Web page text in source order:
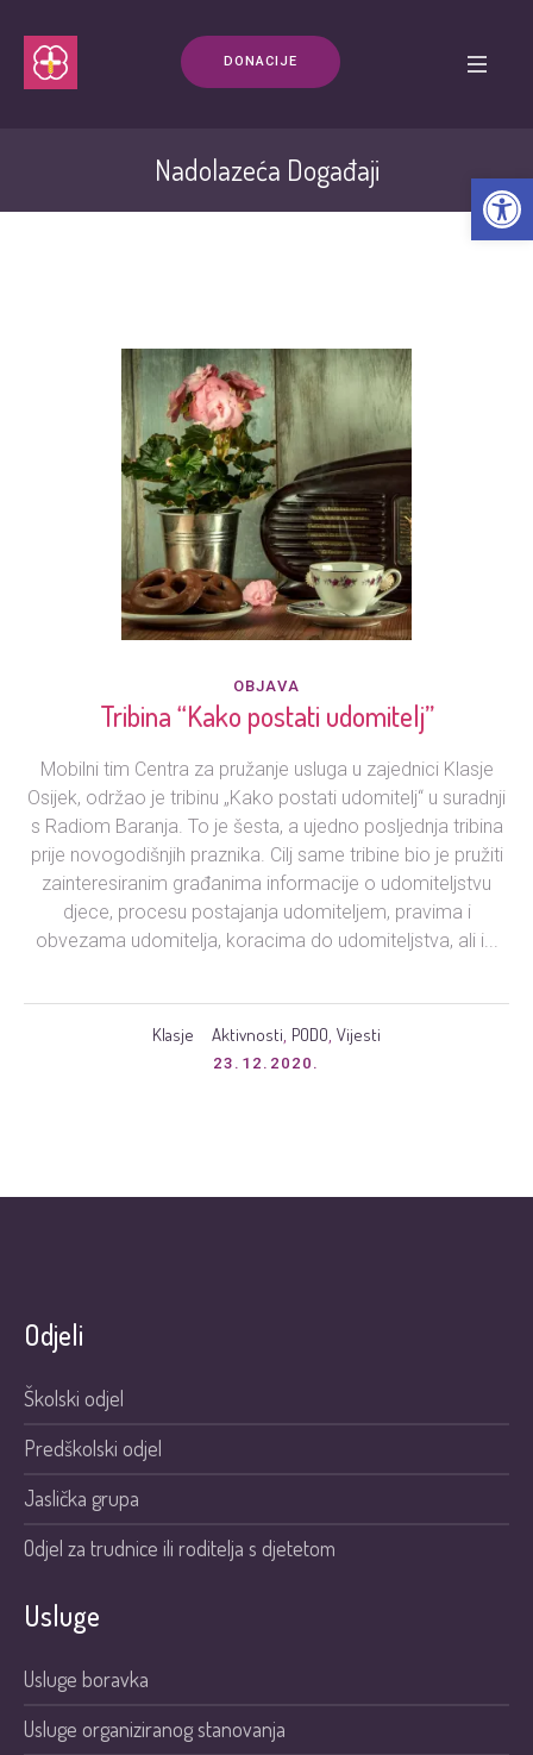
DONACIJE
Nadolazeća Događaji
OBJAVA
Tribina “Kako postati udomitelj”
Mobilni tim Centra za pružanje usluga u zajednici Klasje
Osijek, održao je tribinu „Kako postati udomitelj“ u suradnji
s Radiom Baranja. To je šesta, a ujedno posljednja tribina
prije novogodišnjih praznika. Cilj same tribine bio je pružiti
zainteresiranim građanima informacije o udomiteljstvu
djece, procesu postajanja udomiteljem, pravima i
obvezama udomitelja, koracima do udomiteljstva, ali i...
Klasje Aktivnosti, PODO, Vijesti
23.12.2020.
Odjeli
Školski odjel
Predškolski odjel
Jaslička grupa
Odjel za trudnice ili roditelja s djetetom
Usluge
Usluge boravka
Usluge organiziranog stanovanja